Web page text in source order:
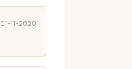
01-11-2020